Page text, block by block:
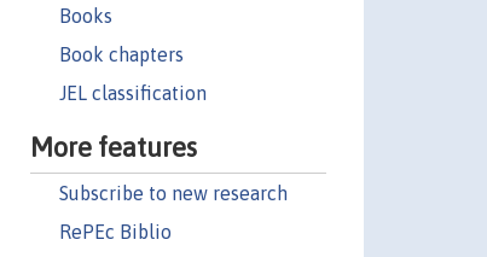
Books
Book chapters
JEL classification
More features
Subscribe to new research
RePEc Biblio